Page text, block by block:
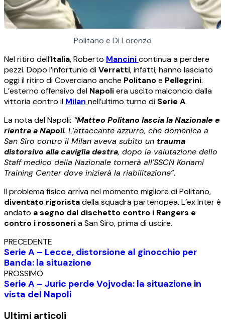
Politano e Di Lorenzo
Nel ritiro dell’Italia, Roberto Mancinicontinua a perdere
pezzi. Dopo l’infortunio diVerratti, infatti, hanno lasciato
oggi il ritiro di Coverciano anche Politanoe Pellegrini.
L’esterno offensivo del Napoliera uscito malconcio dalla
vittoria contro il Milan nell’ultimo turno di Serie A.
La nota del Napoli: “Matteo Politano lascia la Nazionale e
rientra a Napoli. L’attaccante azzurro, che domenica a
San Siro contro il Milan aveva subìto un trauma
distorsivo alla caviglia destra, dopo la valutazione dello
Staff medico della Nazionale tornerà all’SSCN Konami
Training Center dove inizierà la riabilitazione”.
Il problema fisico arriva nel momento migliore di Politano,
diventato rigoristadella squadra partenopea. L’ex Inter è
andato a segno dal dischetto contro i Rangers e
contro i rossoneria San Siro, prima di uscire.
PRECEDENTE
Serie A – Lecce, distorsione al ginocchio per
Banda: la situazione
PROSSIMO
Serie A – Juric perde Vojvoda: la situazione in
vista del Napoli
Ultimi articoli